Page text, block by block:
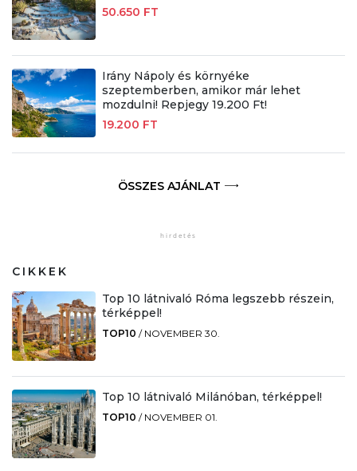
50.650 FT
Irány Nápoly és környéke
szeptemberben, amikor már lehet
mozdulni! Repjegy 19.200 Ft!
19.200 FT
ÖSSZES AJÁNLAT
CIKKEK
Top 10 látnivaló Róma legszebb részein,
térképpel!
TOP10 / NOVEMBER 30.
Top 10 látnivaló Milánóban, térképpel!
TOP10 / NOVEMBER 01.